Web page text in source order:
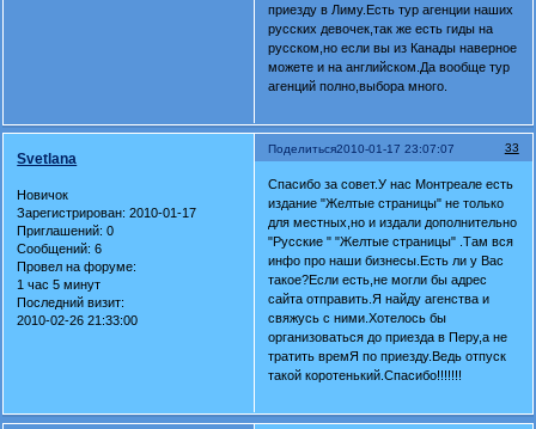
приезду в Лиму.Есть тур агенции наших
русских девочек,так же есть гиды на
русском,но если вы из Канады наверное
можете и на английском.Да вообще тур
агенций полно,выбора много.
Поделиться 33
2010-01-17 23:07:07
Svetlana
Новичок
Зарегистрирован: 2010-01-17
Приглашений: 0
Сообщений: 6
Провел на форуме:
1 час 5 минут
Последний визит:
2010-02-26 21:33:00
Спасибо за совет.У нас Монтреале есть
издание "Желтые страницы" не только
для местных,но и издали дополнительно
"Русские " "Желтые страницы" .Там вся
инфо про наши бизнесы.Есть ли у Вас
такое?Если есть,не могли бы адрес
сайта отправить.Я найду агенства и
свяжусь с ними.Хотелось бы
организоваться до приезда в Перу,а не
тратить времЯ по приезду.Ведь отпуск
такой коротенький.Спасибо!!!!!!!